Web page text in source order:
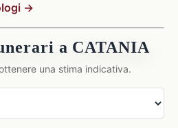
→
a CATANIA
una stima indicativa.